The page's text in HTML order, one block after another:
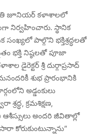
జూనియర్ కళాశాలలో
నిర్వహించారు. స్థానిక
పాల్గొని భక్తిశ్రద్ధలతో
భక్తి నిష్ఠలతో పూజా
డైరెక్టర్ శ్రీ దుర్గాప్రసాద్
శుభ ప్రారంభానికి
అడ్డంకులు
క్రమశిక్షణ,
అందరి జీవితాల్లో
కోరుకుంటున్నాను”